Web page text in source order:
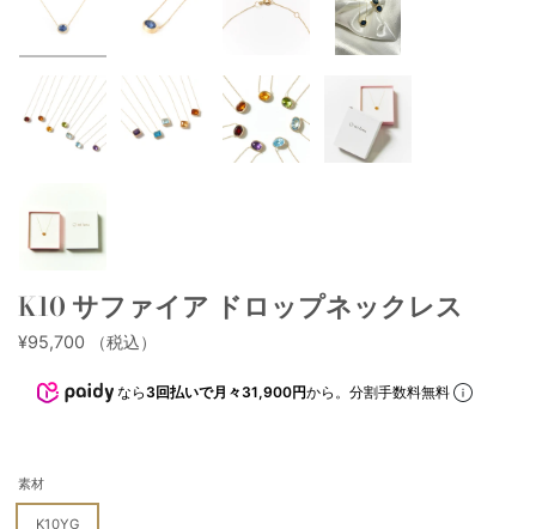
K10 サファイア ドロップネックレス
¥95,700 （税込）
なら 3回払いで月々31,900円から。分割手数料無料
素材
K10YG